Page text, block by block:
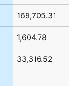
169,705.31
1,604.78
33,316.52